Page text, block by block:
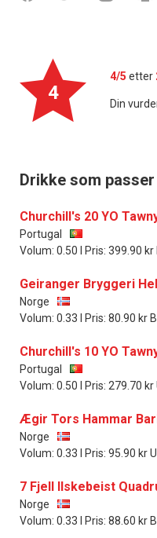
4
4/5 etter
Din
Drikke som
Churchill's 20 YO
Portugal
Volum: 0.50 l Pris: 399.90
Geiranger Bryggeri
Norge
Volum: 0.33 l Pris: 80.90 kr
Churchill's 10 YO
Portugal
Volum: 0.50 l Pris: 279.70
Ægir Tors Hammar
Norge
Volum: 0.33 l Pris: 95.90 kr
7 Fjell Ilskebeist
Norge
Volum: 0.33 l Pris: 88.60 kr